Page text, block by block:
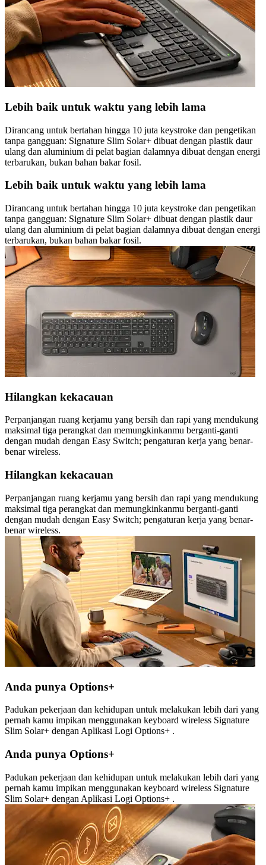
Lebih baik untuk waktu yang lebih lama
Dirancang untuk bertahan hingga 10 juta keystroke dan pengetikan
tanpa gangguan: Signature Slim Solar+ dibuat dengan plastik daur
ulang dan aluminium di pelat bagian dalamnya dibuat dengan energi
terbarukan, bukan bahan bakar fosil.
Lebih baik untuk waktu yang lebih lama
Dirancang untuk bertahan hingga 10 juta keystroke dan pengetikan
tanpa gangguan: Signature Slim Solar+ dibuat dengan plastik daur
ulang dan aluminium di pelat bagian dalamnya dibuat dengan energi
terbarukan, bukan bahan bakar fosil.
Hilangkan kekacauan
Perpanjangan ruang kerjamu yang bersih dan rapi yang mendukung
maksimal tiga perangkat dan memungkinkanmu berganti-ganti
dengan mudah dengan Easy Switch; pengaturan kerja yang benar-
benar wireless.
Hilangkan kekacauan
Perpanjangan ruang kerjamu yang bersih dan rapi yang mendukung
maksimal tiga perangkat dan memungkinkanmu berganti-ganti
dengan mudah dengan Easy Switch; pengaturan kerja yang benar-
benar wireless.
Anda punya Options+
Padukan pekerjaan dan kehidupan untuk melakukan lebih dari yang
pernah kamu impikan menggunakan keyboard wireless Signature
Slim Solar+ dengan Aplikasi Logi Options+ .
Anda punya Options+
Padukan pekerjaan dan kehidupan untuk melakukan lebih dari yang
pernah kamu impikan menggunakan keyboard wireless Signature
Slim Solar+ dengan Aplikasi Logi Options+ .